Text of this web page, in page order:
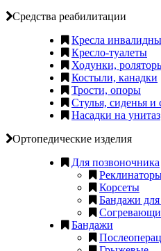
Средства реабилитации
Кресла
Кресло-туалеты
Ходунки,
Костыли, канадки
Трости, опоры
Стулья, сиденья
Насадки на унитаз
Ортопедические изделия
Для позвоночника
Корсеты
Бандажи
Бандажи